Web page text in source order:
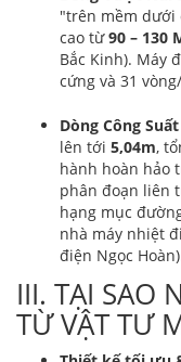
"trên mềm dưới
cao từ90 – 130
Bắc Kinh). Máy
cứng và 31
Dòng Công
lên tới 5,04m,
hành hoàn hảo
phân đoạn liên
hạng mục
nhà máy nhiệt
điện Ngọc
III. TẠI SAO
TỪ VẬT TƯ